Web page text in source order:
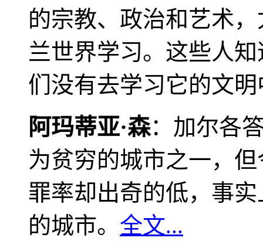
的宗教、政治和艺术
兰世界学习。这些人
们没有去学习它的文
阿玛蒂亚·森：加尔各
为贫穷的城市之一，
罪率却出奇的低，事
的城市。 全文...